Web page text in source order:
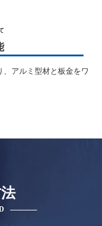
、アルミ型材と板金をワ